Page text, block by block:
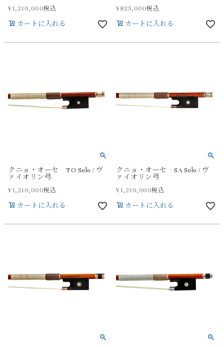
¥1,210,000税込
カートに入れる
¥825,000税込
カートに入れる
クニョ・オーセ TO Solo / ヴ
ァイオリン弓
¥1,210,000税込
カートに入れる
クニョ・オーセ SA Solo / ヴ
ァイオリン弓
¥1,210,000税込
カートに入れる